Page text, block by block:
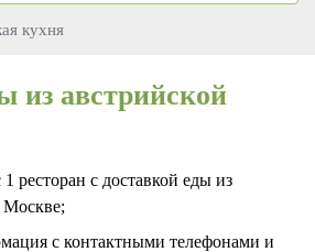
кухня
из австрийской
ресторан с доставкой еды из
Москве;
с контактными телефонами и